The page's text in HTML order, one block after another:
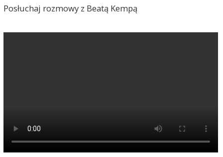
Posłuchaj rozmowy z Beatą Kempą